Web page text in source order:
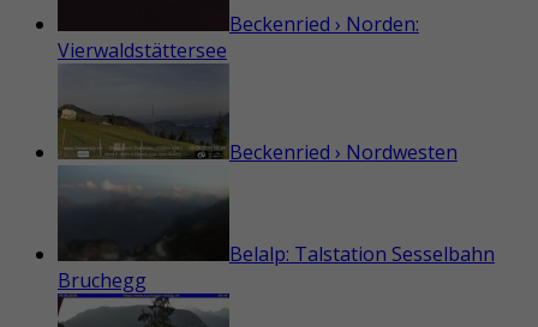
Beckenried › Norden:
Vierwaldstättersee
Beckenried › Nordwesten
Belalp: Talstation Sesselbahn
Bruchegg